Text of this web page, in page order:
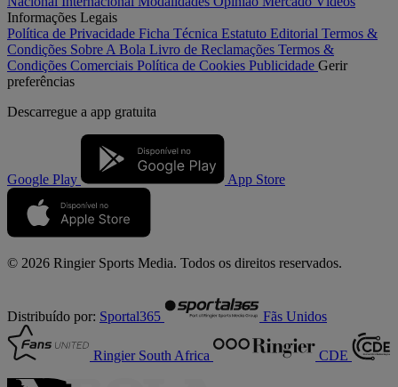
Informações Legais
Política de Privacidade Ficha Técnica Estatuto Editorial Termos &
Condições Sobre A Bola Livro de Reclamações Termos &
Condições Comerciais Política de Cookies Publicidade Gerir
preferências
Descarregue a app gratuita
Google Play App Store
© 2026 Ringier Sports Media. Todos os direitos reservados.
Distribuído por: Sportal365 Fãs Unidos
Ringier South Africa CDE